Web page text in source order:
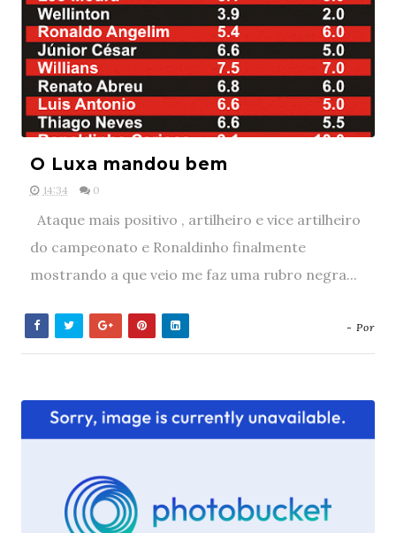
O Luxa mandou bem
14:34 0
Ataque mais positivo , artilheiro e vice artilheiro
do campeonato e Ronaldinho finalmente
mostrando a que veio me faz uma rubro negra...
- Por